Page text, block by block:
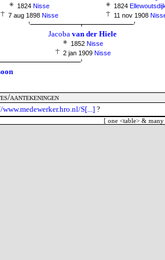
1824 Nisse
7 aug 1898 Nisse
1824 Ellewoutsdijk
11 nov 1908
Jacoba van der Hiele
1852 Nisse
2 jan 1909 Nisse
aantekeningen
S[...] ?
[ one <table> & many